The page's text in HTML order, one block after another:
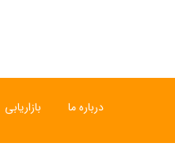
درباره ما بازاریابی